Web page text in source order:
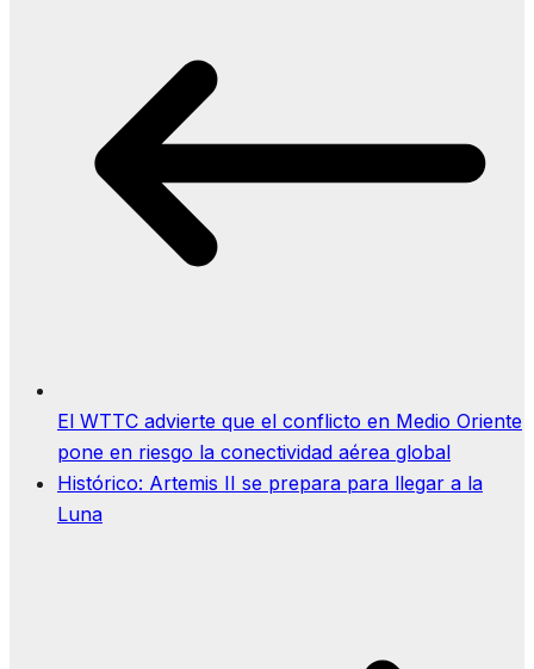
El WTTC advierte que el conflicto en Medio Oriente
pone en riesgo la conectividad aérea global
Histórico: Artemis II se prepara para llegar a la
Luna